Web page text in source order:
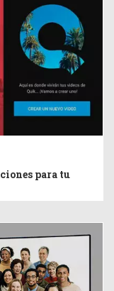
para tu